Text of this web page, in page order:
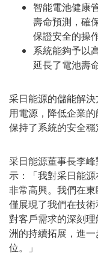
智能電池健康
壽命預測，確
保證安全的操
系統能夠予以
延長了電池壽命
采日能源的儲能解
用電源，降低企業
保持了系統的安全
采日能源董事長李
示：「我對采日能源
非常高興。我們在
僅展現了我們在技
對客戶需求的深刻
洲的持續拓展 ，進一
位。」